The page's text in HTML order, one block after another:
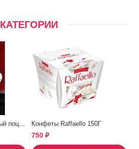
КАТЕГОРИИ
Конфеты Raffaello 150Г
750 ₽